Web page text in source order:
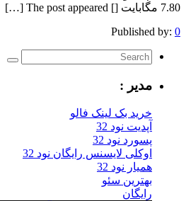
7.80 مگابایت [] The post appeared […]
Published by: 0
مدیر :
خرید بک لینک فالو
آپدیت نود 32
پسورد نود 32
اوکلی لایسنس رایگان نود 32
همیار نود 32
بهترین سئو
رایگان